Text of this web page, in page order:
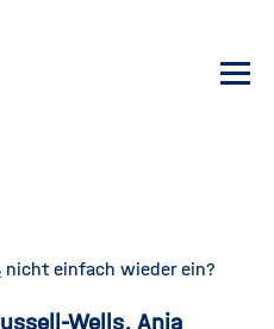
nicht einfach wieder ein?
Wells, Anja